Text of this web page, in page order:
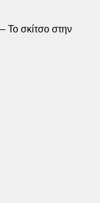
Το σκίτσο στην